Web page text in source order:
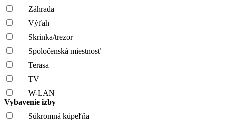
Záhrada
Výťah
Skrinka/trezor
Spoločenská miestnosť
Terasa
TV
W-LAN
Vybavenie izby
Súkromná kúpeľňa